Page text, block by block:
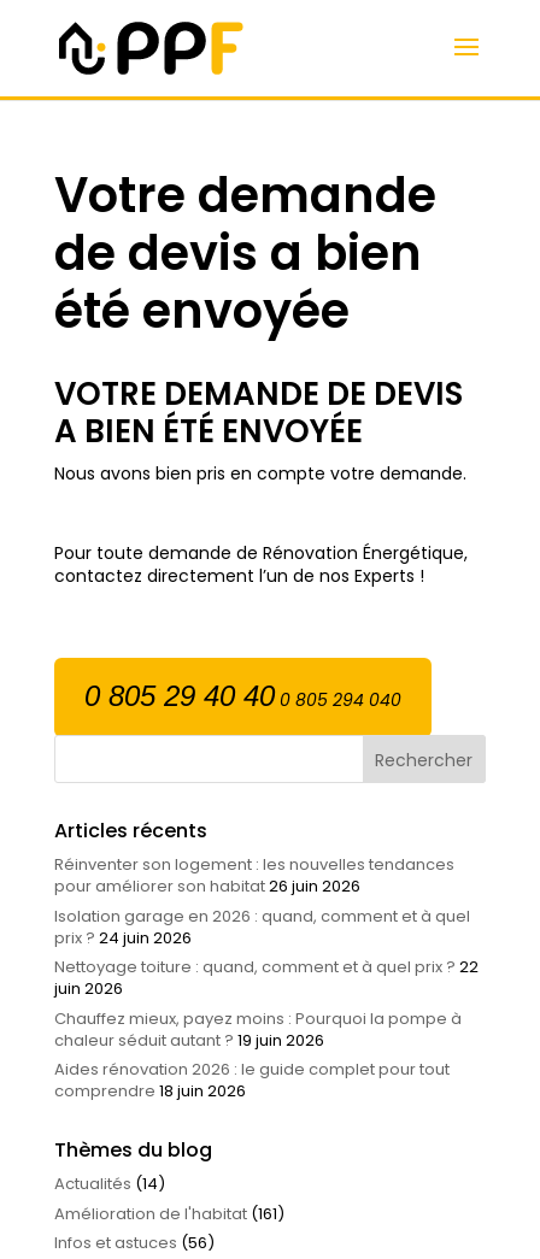
Votre demande
de devis a bien
été envoyée
VOTRE DEMANDE DE DEVIS
A BIEN ÉTÉ ENVOYÉE
Nous avons bien pris en compte votre demande.
Pour toute demande de Rénovation Énergétique,
contactez directement l’un de nos Experts !
0 805 29 40 400 805 294 040
Articles récents
Réinventer son logement : les nouvelles tendances
pour améliorer son habitat26 juin 2026
Isolation garage en 2026 : quand, comment et à quel
prix ? 24 juin 2026
Nettoyage toiture : quand, comment et à quel prix ? 22
juin 2026
Chauffez mieux, payez moins : Pourquoi la pompe à
chaleur séduit autant ? 19 juin 2026
Aides rénovation 2026 : le guide complet pour tout
comprendre 18 juin 2026
Thèmes du blog
Actualités (14)
Amélioration de l'habitat(161)
Infos et astuces (56)